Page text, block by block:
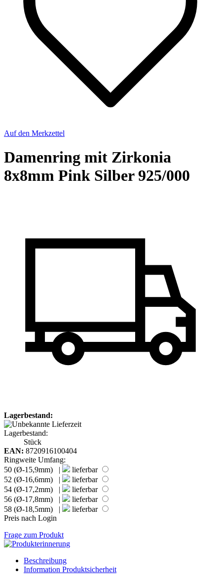
Auf den Merkzettel
Damenring mit Zirkonia
8x8mm Pink Silber 925/000
Lagerbestand:
Lagerbestand:
Stück
EAN: 8720916100404
Ringweite Umfang:
50 (Ø-15,9mm) |
lieferbar
52 (Ø-16,6mm) |
lieferbar
54 (Ø-17,2mm) |
lieferbar
56 (Ø-17,8mm) |
lieferbar
58 (Ø-18,5mm) |
lieferbar
Preis nach Login
Frage zum Produkt
Beschreibung
Information Produktsicherheit